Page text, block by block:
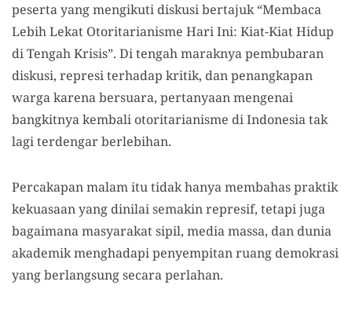
peserta yang mengikuti diskusi bertajuk “Membaca
Lebih Lekat Otoritarianisme Hari Ini: Kiat-Kiat Hidup
di Tengah Krisis”. Di tengah maraknya pembubaran
diskusi, represi terhadap kritik, dan penangkapan
warga karena bersuara, pertanyaan mengenai
bangkitnya kembali otoritarianisme di Indonesia tak
lagi terdengar berlebihan.
Percakapan malam itu tidak hanya membahas praktik
kekuasaan yang dinilai semakin represif, tetapi juga
bagaimana masyarakat sipil, media massa, dan dunia
akademik menghadapi penyempitan ruang demokrasi
yang berlangsung secara perlahan.